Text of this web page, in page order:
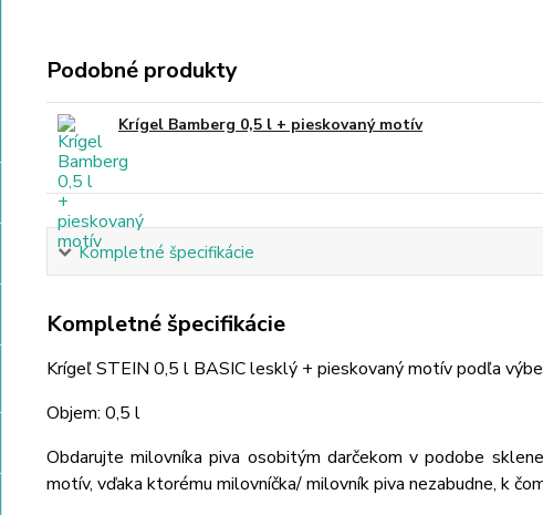
Podobné produkty
Krígel Bamberg 0,5 l + pieskovaný motív
Kompletné špecifikácie
Kompletné špecifikácie
Krígeľ STEIN 0,5 l BASIC lesklý + pieskovaný motív podľa
Objem: 0,5 l
Obdarujte milovníka piva osobitým darčekom v podobe
motív, vďaka ktorému milovníčka/ milovník piva nezabudne, k